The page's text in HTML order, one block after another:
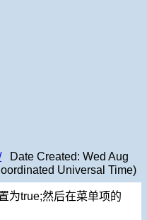
Date Created: Wed Aug
Universal Time)
为true;然后在菜单项的